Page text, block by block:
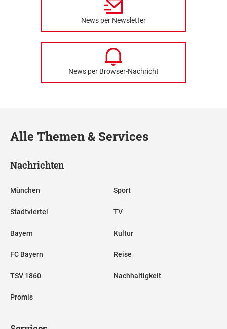
News per Newsletter
News per Browser-Nachricht
Alle Themen & Services
Nachrichten
München
Stadtviertel
Bayern
FC Bayern
TSV 1860
Promis
Sport
TV
Kultur
Reise
Nachhaltigkeit